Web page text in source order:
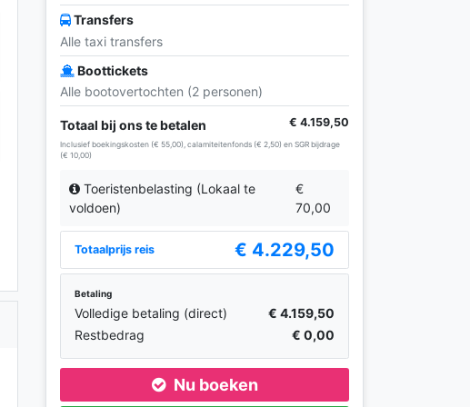
Transfers
Alle taxi transfers
Boottickets
Alle bootovertochten (2 personen)
Totaal bij ons te betalen € 4.159,50
Inclusief boekingskosten (€ 55,00), calamiteitenfonds (€ 2,50) en SGR bijdrage
(€ 10,00)
Toeristenbelasting (Lokaal te
voldoen)
€
70,00
Totaalprijs reis € 4.229,50
Betaling
Volledige betaling (direct)
€ 4.159,50
Restbedrag
€ 0,00
Nu boeken